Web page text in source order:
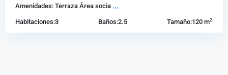
Amenidades: Terraza Área socia ...
Habitaciones:3 Baños:2.5 Tamaño:120 m2